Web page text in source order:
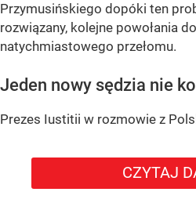
Przymusińskiego dopóki ten
rozwiązany, kolejne powołania
natychmiastowego przełomu.
Jeden nowy sędzia nie
Prezes Iustitii w rozmowie z
CZYTAJ